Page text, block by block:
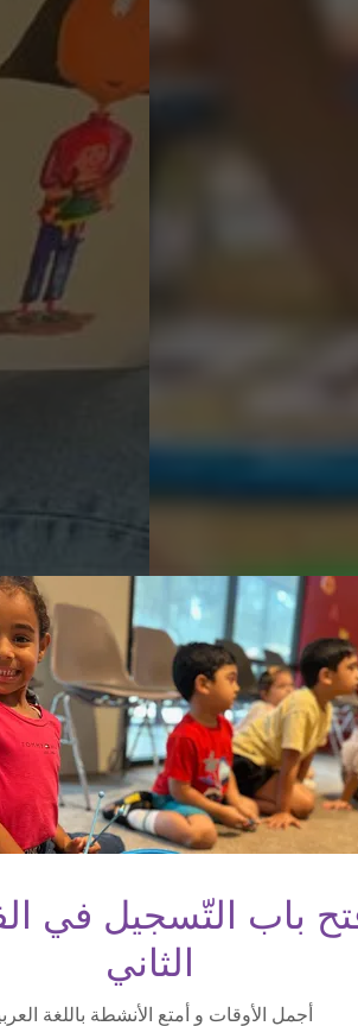
باب التّسجيل في
الثاني
أجمل الأوقات و أمتع الأنشطة باللغة